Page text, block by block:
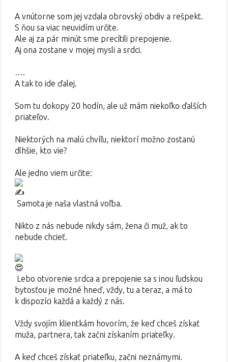
A vnútorne som jej vzdala obrovský obdiv a rešpekt.
S ňou sa viac neuvidím určite.
Ale aj za pár minút sme precítili prepojenie.
Aj ona zostane v mojej mysli a srdci.
A tak to ide ďalej.
Som tu dokopy 20 hodín, ale už mám niekoľko ďalších
priateľov.
Niektorých na malú chvíľu, niektorí možno zostanú
dlhšie, kto vie?
Ale jedno viem určite:
Samota je naša vlastná voľba.
Nikto z nás nebude nikdy sám, žena či muž, ak to
nebude chcieť.
Lebo otvorenie srdca a prepojenie sa s inou ľudskou
bytosťou je možné hneď, vždy, tu a teraz, a má to
k dispozíci každá a každý z nás.
Vždy svojím klientkám hovorím, že keď chceš získať
muža, partnera, tak začni získaním priateľky.
A keď chceš získať priateľku, začni neznámymi.